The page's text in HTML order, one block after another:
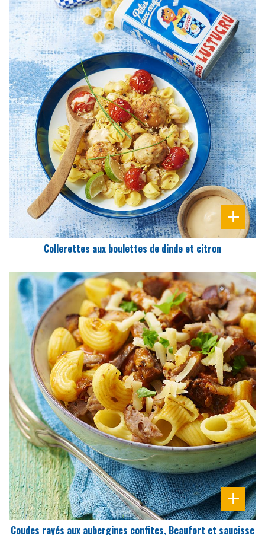
DIFFICULTÉ
PRÉPARATION
15 Min
Collerettes aux boulettes de dinde et citron
DIFFICULTÉ
PRÉPARATION
10 Min
Coudes rayés aux aubergines confites, Beaufort et saucisse